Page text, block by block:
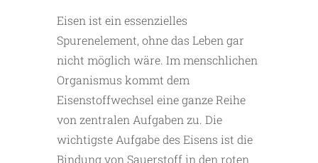
Eisen ist ein essenzielles
Spurenelement, ohne das Leben gar
nicht möglich wäre. Im menschlichen
Organismus kommt dem
Eisenstoffwechsel eine ganze Reihe
von zentralen Aufgaben zu. Die
wichtigste Aufgabe des Eisens ist die
Bindung von Sauerstoff in den roten